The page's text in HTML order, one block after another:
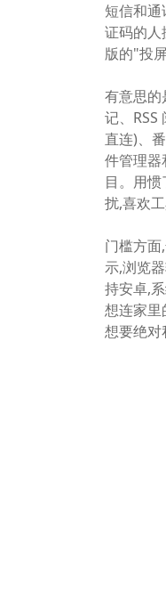
短信和
证码的人
版的"投
有意思
记、
直连)、
件管理器
目。用
扰,喜欢
门槛方
示,浏览
持安卓,
想连家
想要绝对